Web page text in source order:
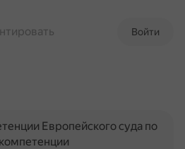
Войти
Европейского суда по